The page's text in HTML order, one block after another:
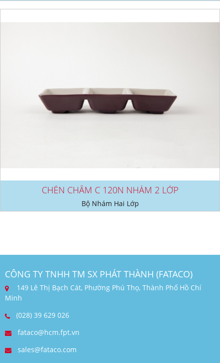
CHÉN CHẤM C 120N NHÁM 2 LỚP
Bộ Nhám Hai Lớp
CÔNG TY TNHH TM SX PHÁT THÀNH (FATACO)
149 Lê Thị Bạch Cát, Phường Phú Thọ, Thành Phố Hồ Chí
Minh
(028) 39 629 026
fataco@hcm.fpt.vn
sales@fataco.com